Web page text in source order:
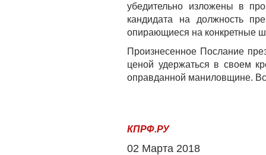
убедительно изложены в
кандидата на должность
опирающиеся на конкретные
Произнесенное Послание
ценой удержаться в своем
оправданной маниловщине.
КПРФ.РУ
02 Марта 2018